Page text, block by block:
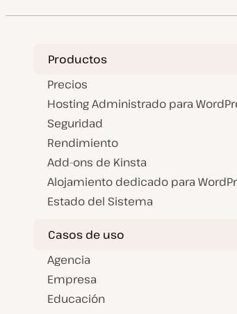
Productos
Precios
Hosting Administrado para
Seguridad
Rendimiento
Add-ons de Kinsta
Alojamiento dedicado para
Estado del Sistema
Casos de uso
Agencia
Empresa
Educación